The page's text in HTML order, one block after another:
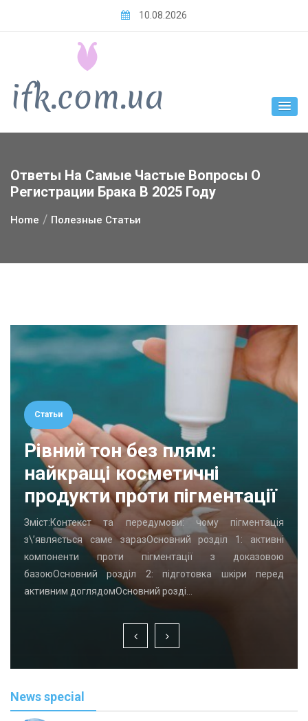
10.08.2026
Ответы На Самые Частые Вопросы О
Регистрации Брака В 2025 Году
Home Полезные Статьи
Статьи
Рівний тон без плям:
найкращі косметичні
продукти проти пігментації
Зміст:Контекст та передумови: чому пігментація
з\’являється саме заразОсновний розділ 1: активні
компоненти проти пігментації з доказовою
базоюОсновний розділ 2: підготовка шкіри перед
активним доглядомОсновний розді…
News special